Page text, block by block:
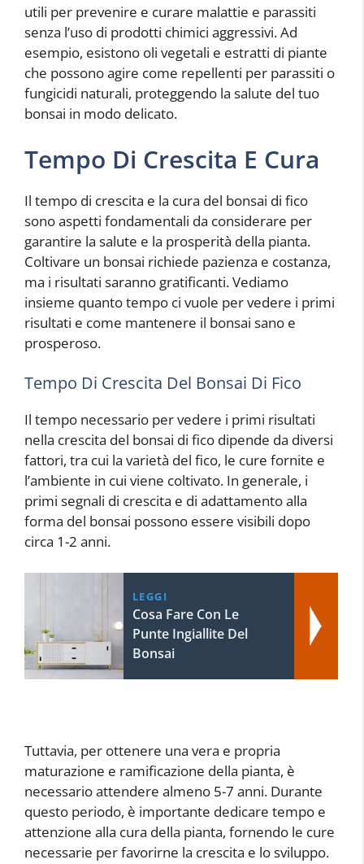
utili per prevenire e curare malattie e parassiti
senza l’uso di prodotti chimici aggressivi. Ad
esempio, esistono oli vegetali e estratti di piante
che possono agire come repellenti per parassiti o
fungicidi naturali, proteggendo la salute del tuo
bonsai in modo delicato.
Tempo Di Crescita E Cura
Il tempo di crescita e la cura del bonsai di fico
sono aspetti fondamentali da considerare per
garantire la salute e la prosperità della pianta.
Coltivare un bonsai richiede pazienza e costanza,
ma i risultati saranno gratificanti. Vediamo
insieme quanto tempo ci vuole per vedere i primi
risultati e come mantenere il bonsai sano e
prosperoso.
Tempo Di Crescita Del Bonsai Di Fico
Il tempo necessario per vedere i primi risultati
nella crescita del bonsai di fico dipende da diversi
fattori, tra cui la varietà del fico, le cure fornite e
l’ambiente in cui viene coltivato. In generale, i
primi segnali di crescita e di adattamento alla
forma del bonsai possono essere visibili dopo
circa 1-2 anni.
LEGGI
Cosa Fare Con Le
Punte Ingiallite Del
Bonsai
Tuttavia, per ottenere una vera e propria
maturazione e ramificazione della pianta, è
necessario attendere almeno 5-7 anni. Durante
questo periodo, è importante dedicare tempo e
attenzione alla cura della pianta, fornendo le cure
necessarie per favorirne la crescita e lo sviluppo.